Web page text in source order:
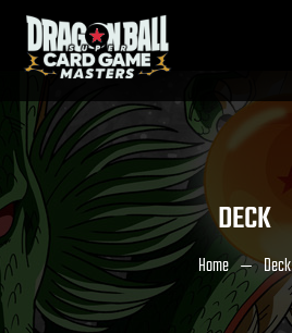
DECK
Home Deck